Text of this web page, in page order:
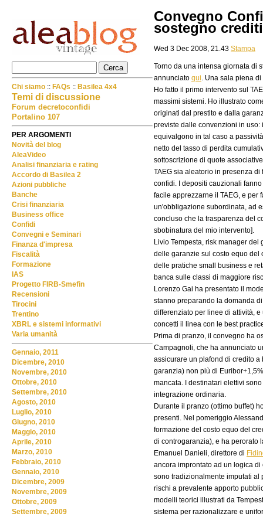
Convegno
sostegno
Wed 3 Dec 2008, 21.43 Stampa
Torno da una intensa giornata di
annunciato qui. Una sala piena
Ho fatto il primo intervento sul
massimi sistemi. Ho illustrato
originati dal prestito e dalla
previste dalle convenzioni in
equivalgono in tal caso a
netto del tasso di perdita
sottoscrizione di quote
TAEG sia aleatorio in presenza
confidi. I depositi cauzionali
facile apprezzarne il TAEG, e
un'obbligazione subordinata, ad
concluso che la trasparenza del
sbobinatura del mio intervento].
Livio Tempesta, risk manager
delle garanzie sul costo equo del
delle pratiche small business e
banca sulle classi di maggiore
Lorenzo Gai ha presentato il
stanno preparando la domanda
differenziato per linee di attività,
concetti il linea con le best
Prima di pranzo, il convegno ha
Campagnoli, che ha annunciato
assicurare un plafond di credito
garanzia) non più di
mancata. I destinatari elettivi
integrazione ordinaria.
Durante il pranzo (ottimo buffet)
presenti. Nel pomeriggio
formazione del costo equo del
di controgaranzia), e ha perorato
Emanuel Danieli, direttore di
ancora improntato ad un logica
sono tradizionalmente imputati al
rischi a prevalente apporto
modelli teorici illustrati da
sistema per razionalizzare e
Chi siamo :: FAQs :: Basilea 4x4
Temi di discussione
Forum decretoconfidi
Portalino 107
PER ARGOMENTI
Novità del blog
AleaVideo
Analisi finanziaria e rating
Accordo di Basilea 2
Azioni pubbliche
Banche
Crisi finanziaria
Business office
Confidi
Convegni e Seminari
Finanza d'impresa
Fiscalità
Formazione
IAS
Progetto FIRB-Smefin
Recensioni
Tirocini
Trentino
XBRL e sistemi informativi
Varia umanità
Gennaio, 2011
Dicembre, 2010
Novembre, 2010
Ottobre, 2010
Settembre, 2010
Agosto, 2010
Luglio, 2010
Giugno, 2010
Maggio, 2010
Aprile, 2010
Marzo, 2010
Febbraio, 2010
Gennaio, 2010
Dicembre, 2009
Novembre, 2009
Ottobre, 2009
Settembre, 2009